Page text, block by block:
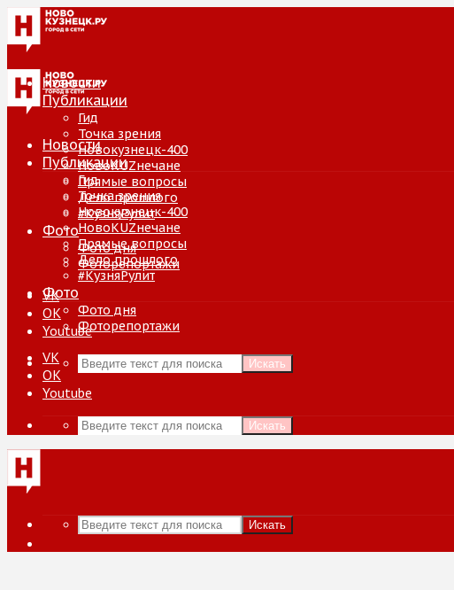
Новости
Публикации
Гид
Точка зрения
Новокузнецк-400
НовоKUZнечане
Прямые вопросы
Дело прошлого
#КузняРулит
Фото
Фото дня
Фоторепортажи
VK
ОК
Youtube
Искать
Новости
Публикации
Гид
Точка зрения
Новокузнецк-400
НовоKUZнечане
Прямые вопросы
Дело прошлого
#КузняРулит
Фото
Фото дня
Фоторепортажи
VK
ОК
Youtube
Искать
Искать